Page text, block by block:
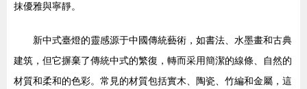
抹優雅與寧靜。
新中式臺燈的靈感源于中國傳統藝術，如書法、水墨畫和古典
建筑，但它摒棄了傳統中式的繁復，轉而采用簡潔的線條、自然的
材質和柔和的色彩。常見的材質包括實木、陶瓷、竹編和金屬，這